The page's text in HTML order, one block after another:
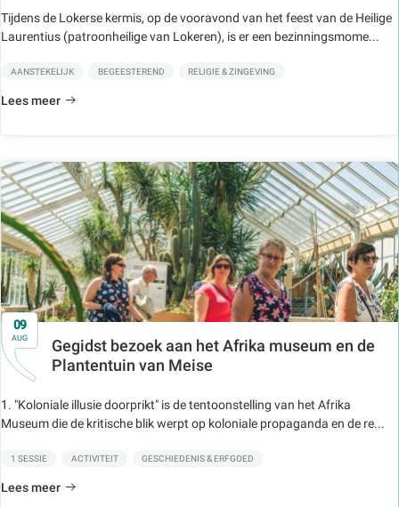
Tijdens de Lokerse kermis, op de vooravond van het feest van de Heilige
Laurentius (patroonheilige van Lokeren), is er een bezinningsmome...
AANSTEKELIJK BEGEESTEREND RELIGIE & ZINGEVING
Lees meer
09
AUG
Gegidst bezoek aan het Afrika museum en de
Plantentuin van Meise
1. "Koloniale illusie doorprikt" is de tentoonstelling van het Afrika
Museum die de kritische blik werpt op koloniale propaganda en de re...
1 SESSIE ACTIVITEIT GESCHIEDENIS & ERFGOED
Lees meer